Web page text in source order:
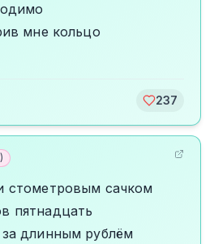
мне кольцо
237
)
стометровым сачком
пятнадцать
длинным рублём